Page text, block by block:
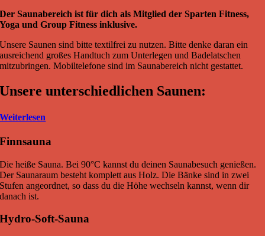
Der Saunabereich ist für dich als Mitglied der Sparten Fitness,
Yoga und Group Fitness inklusive.
Unsere Saunen sind bitte textilfrei zu nutzen. Bitte denke daran ein
ausreichend großes Handtuch zum Unterlegen und Badelatschen
mitzubringen. Mobiltelefone sind im Saunabereich nicht gestattet.
Unsere unterschiedlichen Saunen:
Weiterlesen
Finnsauna
Die heiße Sauna. Bei 90°C kannst du deinen Saunabesuch genießen.
Der Saunaraum besteht komplett aus Holz. Die Bänke sind in zwei
Stufen angeordnet, so dass du die Höhe wechseln kannst, wenn dir
danach ist.
Hydro-Soft-Sauna